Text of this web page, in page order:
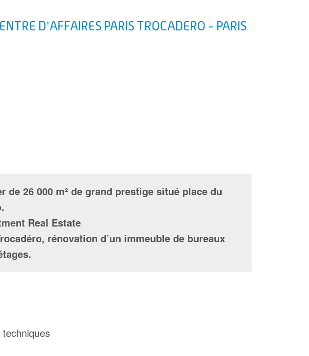
D'AFFAIRES PARIS TROCADERO - PARIS
de 26 000 m² de grand prestige situé place du
Real Estate
rénovation d’un immeuble de bureaux